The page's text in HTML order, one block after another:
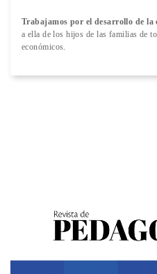
Trabajamos por el desarrollo de la
a ella de los hijos de las familias de
económicos.